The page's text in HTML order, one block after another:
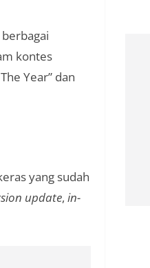
kontes
Year” dan
yang sudah
update, in-